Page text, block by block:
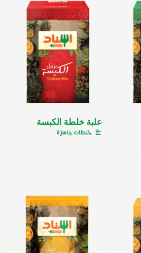
علبة خلطة الكبسة
خلطات جاهزة